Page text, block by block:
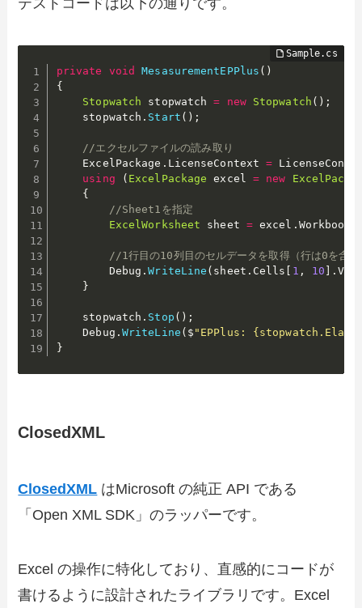
private void MesasurementEPPlus ( )
{
Stopwatch stopwatch = new Stopwatch ( ) ;
    stopwatch
. Start ( ) ;
//エクセルファイルの読み取り
    ExcelPackage
. LicenseContext =
using
( ExcelPackage excel = new
{
//Sheet1を指定
ExcelWorksheet sheet = excel . Workbook
//1行目の10列目のセルデータを取得（行は0を含
        Debug
.WriteLine ( sheet . Cells 1 , 10 .
}
    stopwatch
. Stop ( ) ;
    Debug
. WriteLine ( $ "EPPlus:
}
ClosedXML
ClosedXML はMicrosoft の純正 API である
「Open XML SDK」のラッパーです。
Excel の操作に特化しており、直感的にコードが
書けるように設計されたライブラリです。Excel